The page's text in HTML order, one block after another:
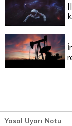
Yasal Uyarı Notu